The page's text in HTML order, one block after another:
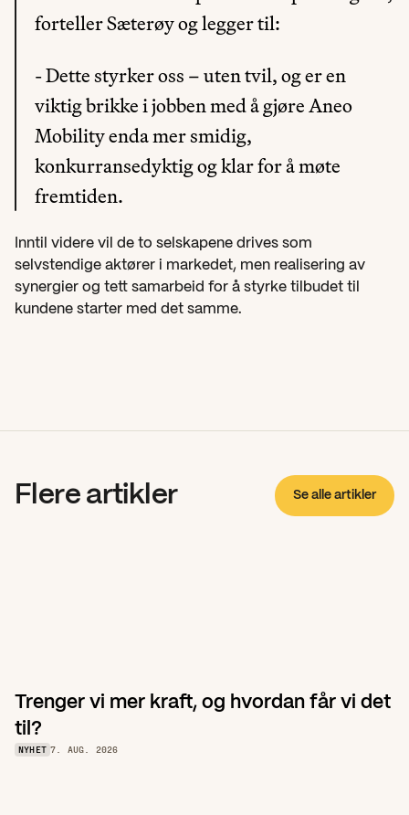
forteller Sæterøy og legger til:
- Dette styrker oss – uten tvil, og er en
viktig brikke i jobben med å gjøre Aneo
Mobility enda mer smidig,
konkurransedyktig og klar for å møte
fremtiden.
Inntil videre vil de to selskapene drives som
selvstendige aktører i markedet, men realisering av
synergier og tett samarbeid for å styrke tilbudet til
kundene starter med det samme.
Flere artikler Se alle artikler
Trenger vi mer kraft, og hvordan får vi det
til?
NYHET 7. AUG. 2026